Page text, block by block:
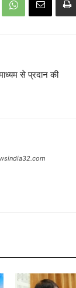
से प्रदान की